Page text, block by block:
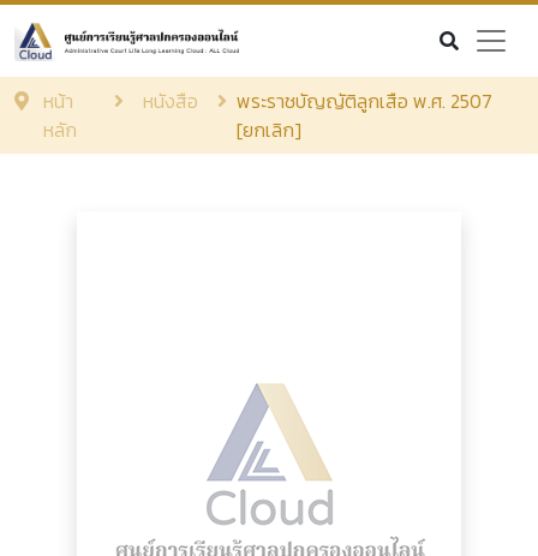
หน้า
หลัก
หนังสือ
พระราชบัญญัติลูกเสือ พ.ศ. 2507
[ยกเลิก]